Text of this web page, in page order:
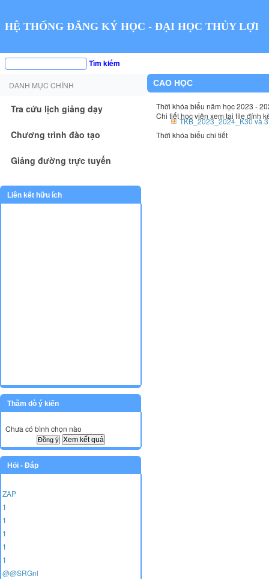
HỆ THỐNG ĐĂNG KÝ HỌC - ĐẠI HỌC THỦY LỢI
Tìm kiếm
DANH MỤC CHÍNH
Tra cứu lịch giảng dạy
Chương trình đào tạo
Giảng đường trực tuyến
Liên kết hữu ích
Thăm dò ý kiến
Chưa có bình chọn nào
Xem kết quả
Hỏi - Đáp
ZAP
1
1
1
1
1
@@SRGnl
CAO HỌC
Thời khóa biểu năm học 2023 -
Chi tiết học viên xem tại file đính
TKB_2023_2024_K30 và
Thời khóa biểu chi tiết